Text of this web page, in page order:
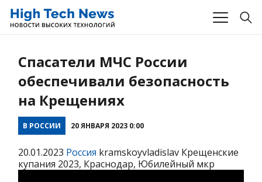
Спасатели МЧС России
обеспечивали безопасность
на Крещениях
В РОССИИ 20 ЯНВАРЯ 2023 0:00
20.01.2023 Россия kramskoyvladislav Крещенские
купания 2023, Краснодар, Юбилейный мкр